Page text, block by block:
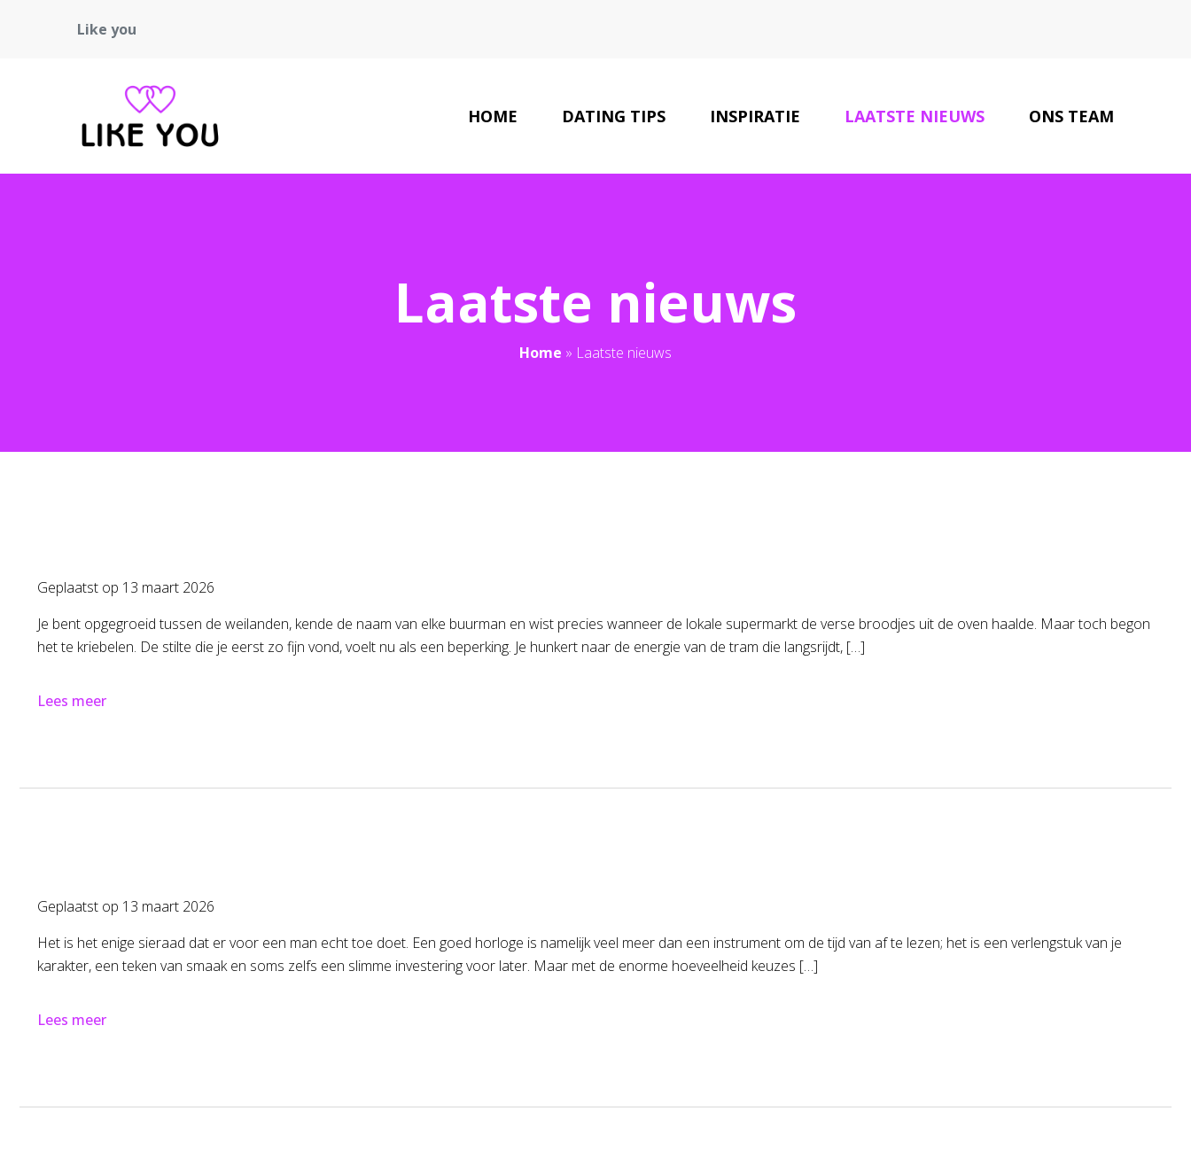
Like you
HOME DATING TIPS INSPIRATIE LAATSTE NIEUWS ONS TEAM
Laatste nieuws
Home » Laatste nieuws
Geplaatst op 13 maart 2026
Je bent opgegroeid tussen de weilanden, kende de naam van elke buurman en wist precies wanneer de lokale supermarkt de verse broodjes uit de oven haalde. Maar toch begon
het te kriebelen. De stilte die je eerst zo fijn vond, voelt nu als een beperking. Je hunkert naar de energie van de tram die langsrijdt, […]
Lees meer
Geplaatst op 13 maart 2026
Het is het enige sieraad dat er voor een man echt toe doet. Een goed horloge is namelijk veel meer dan een instrument om de tijd van af te lezen; het is een verlengstuk van je
karakter, een teken van smaak en soms zelfs een slimme investering voor later. Maar met de enorme hoeveelheid keuzes […]
Lees meer